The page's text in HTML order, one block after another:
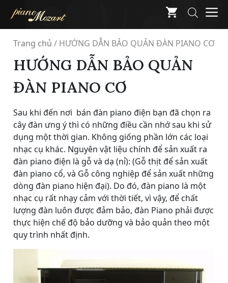
content
Trang chủ / HƯỚNG DẪN BẢO QUẢN ĐÀN PIANO CƠ
HƯỚNG DẪN BẢO QUẢN
ĐÀN PIANO CƠ
Sau khi đến nơi bán đàn piano điện bạn đã chọn ra
cây đàn ưng ý thì có những điều cần nhớ sau khi sử
dụng một thời gian. Không giống phần lớn các loại
nhạc cụ khác. Nguyên vật liệu chính để sản xuất ra
đàn piano điện là gỗ và dạ (nỉ): (Gỗ thịt để sản xuất
đàn piano cổ, và Gỗ công nghiệp để sản xuất những
dòng đàn piano hiện đại). Do đó, đàn piano là một
nhạc cụ rất nhạy cảm với thời tiết, vì vậy, để chất
lượng đàn luôn được đảm bảo, đàn Piano phải được
thực hiện chế độ bảo dưỡng và bảo quản theo một
quy trình nhất định.